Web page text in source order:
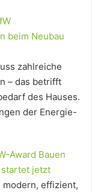
beim Neubau
zahlreiche
– das betrifft
des Hauses.
der Energie-
Award Bauen
startet jetzt
modern, effizient,